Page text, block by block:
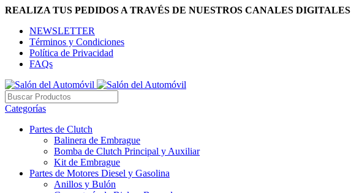
REALIZA TUS PEDIDOS A TRAVÉS DE NUESTROS CANALES DIGITALES
NEWSLETTER
Términos y Condiciones
Política de Privacidad
FAQs
Categorías
Partes de Clutch
Balinera de Embrague
Bomba de Clutch Principal y Auxiliar
Kit de Embrague
Partes de Motores Diesel y Gasolina
Anillos y Bulón